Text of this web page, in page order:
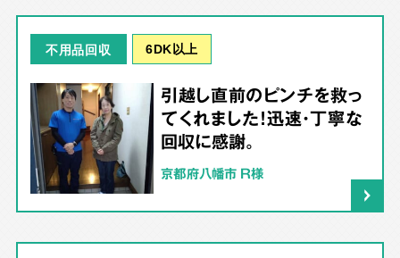
不用品回収 6DK以上
引越し直前のピンチを救っ
てくれました！迅速・丁寧な
回収に感謝。
京都府八幡市 R様